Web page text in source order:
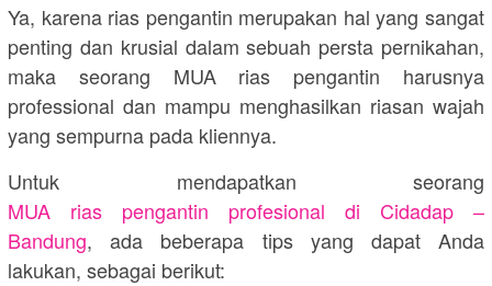
Ya, karena rias pengantin merupakan hal yang sangat
penting dan krusial dalam sebuah persta pernikahan,
maka seorang MUA rias pengantin harusnya
professional dan mampu menghasilkan riasan wajah
yang sempurna pada kliennya.
Untuk mendapatkan seorang
MUA rias pengantin profesional di Cidadap –
Bandung, ada beberapa tips yang dapat Anda
lakukan, sebagai berikut: